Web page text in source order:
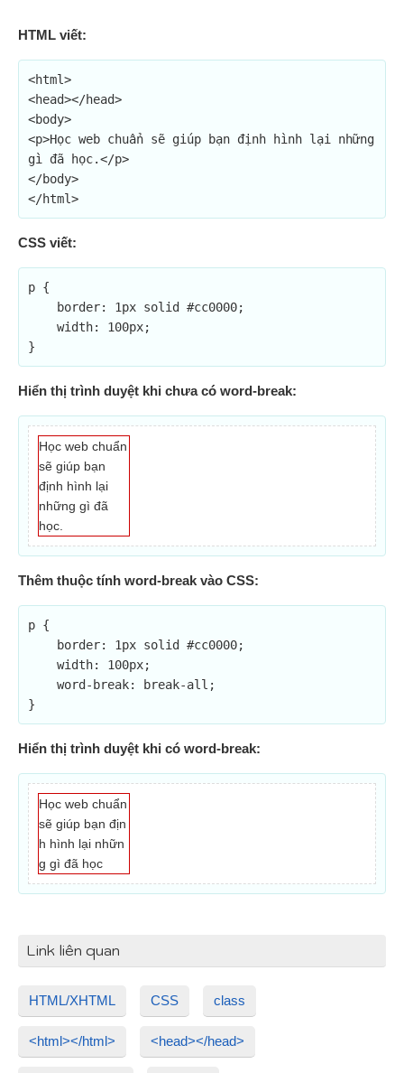
HTML viết:
<html>
<head></head>
<body>
<p>Học web chuẩn sẽ giúp bạn định hình lại những
gì đã học.</p>
</body>
</html>
CSS viết:
p {
}
Hiển thị trình duyệt khi chưa có word-break:
Học web chuẩn
sẽ giúp bạn
định hình lại
những gì đã
học.
Thêm thuộc tính word-break vào CSS:
p {
}
Hiển thị trình duyệt khi có word-break:
Học web chuẩn
sẽ giúp bạn địn
h hình lại nhữn
g gì đã học
Link liên quan
HTML/XHTML CSS class
<html></html> <head></head>